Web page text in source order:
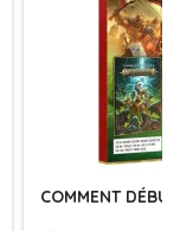
COMMENT